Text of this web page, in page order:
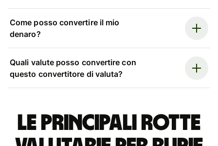
Come posso convertire il mio
denaro?
Quali valute posso convertire con
questo convertitore di valuta?
Le principali rotte